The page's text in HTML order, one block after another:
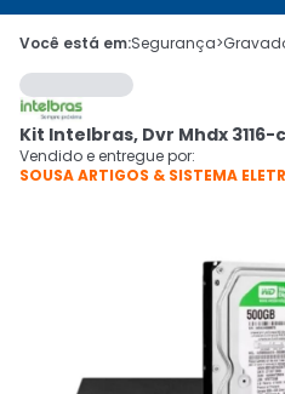
 Olá. Acesse sua conta
 Departamentos
Cupons
Ativar tradutor em libras
Você está em:Segurança>
Kit Intelbras, Dvr Mhdx 3116-
Vendido e entregue por:
SOUSA ARTIGOS & SISTEMA